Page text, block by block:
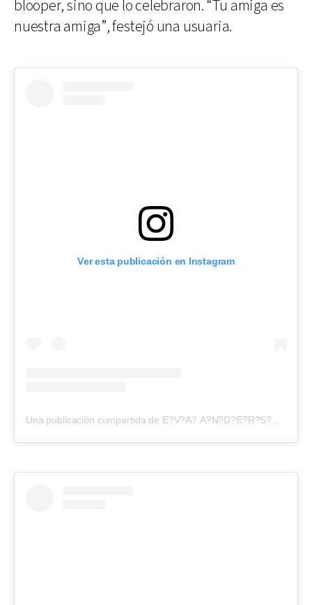
blooper, sino que lo celebraron. “Tu amiga es
nuestra amiga”, festejó una usuaria.
Ver esta publicación en Instagram